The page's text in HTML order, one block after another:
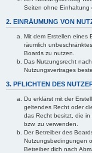
Seiten ohne Einhaltung
2. EINRÄUMUNG VON
Mit dem Erstellen eines
räumlich
Boards zu nutzen.
Das Nutzungsrecht
Nutzungsvertrages
3. PFLICHTEN DES
Du erklärst mit der
geltendes Recht oder
das Recht besitzt, die
bzw. zu verwenden.
Der Betreiber des
Nutzungsbedingungen
Betreiber dich nach